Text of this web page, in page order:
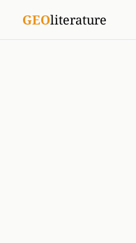
GEOliterature